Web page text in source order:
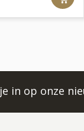
in op onze